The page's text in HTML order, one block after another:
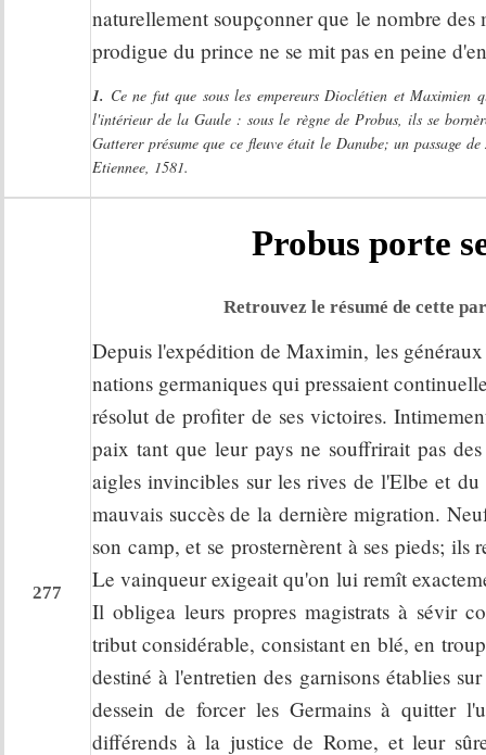
naturellement soupçonner que le nombre
prodigue du prince ne se mit pas en peine
1. Ce ne fut que sous les empereurs Dioclétien et Maximien
l'intérieur de la Gaule : sous le règne de Probus, ils se
Gatterer présume que ce fleuve était le Danube; un passage
Etiennee, 1581.
277
Probus porte
Retrouvez le résumé de cette
Depuis l'expédition de Maximin, les
nations germaniques qui pressaient
résolut de profiter de ses victoires.
paix tant que leur pays ne souffrirait pas
aigles invincibles sur les rives de l'Elbe et
mauvais succès de la dernière migration.
son camp, et se prosternèrent à ses pieds;
Le vainqueur exigeait qu'on lui remît
Il obligea leurs propres magistrats à sévir
tribut considérable, consistant en blé, en
destiné à l'entretien des garnisons établies
dessein de forcer les Germains à quitter
différends à la justice de Rome, et leur